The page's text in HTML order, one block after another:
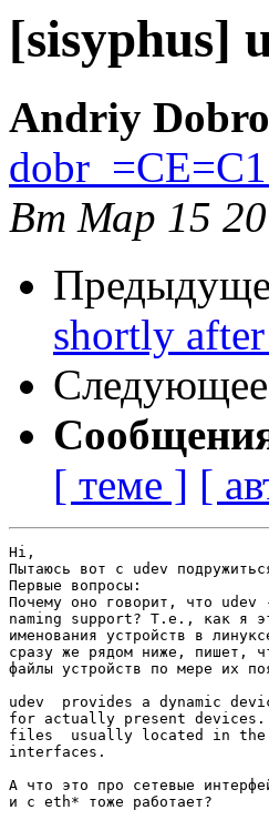
[sisyphus]
Andriy
Вт Мар 15
shortly
[ теме ] [
Hi,
Пытаюсь вот с udev
Первые вопросы:
Почему оно говорит, что
naming support? Т.е., как я
именования устройств в
сразу же рядом ниже, пишет,
файлы устройств по мере их
udev  provides a dynamic
for actually present
files  usually located in the
interfaces.
А что это про сетевые
и с eth* тоже работает?